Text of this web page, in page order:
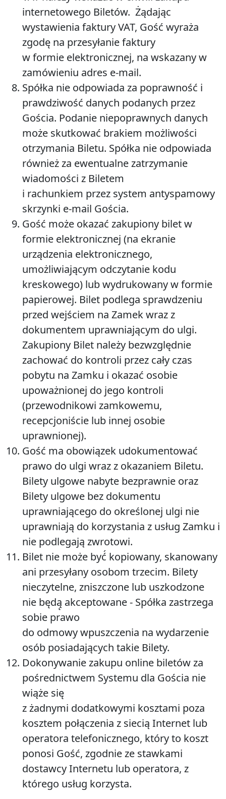
internetowego Biletów. Żądając
wystawienia faktury VAT, Gość wyraża
zgodę na przesyłanie faktury
w formie elektronicznej, na wskazany w
zamówieniu adres e-mail.
Spółka nie odpowiada za poprawność i
prawdziwość danych podanych przez
Gościa. Podanie niepoprawnych danych
może skutkować brakiem możliwości
otrzymania Biletu. Spółka nie odpowiada
również za ewentualne zatrzymanie
wiadomości z Biletem
i rachunkiem przez system antyspamowy
skrzynki e-mail Gościa.
Gość może okazać zakupiony bilet w
formie elektronicznej (na ekranie
urządzenia elektronicznego,
umożliwiającym odczytanie kodu
kreskowego) lub wydrukowany w formie
papierowej. Bilet podlega sprawdzeniu
przed wejściem na Zamek wraz z
dokumentem uprawniającym do ulgi.
Zakupiony Bilet należy bezwzględnie
zachować do kontroli przez cały czas
pobytu na Zamku i okazać osobie
upoważnionej do jego kontroli
(przewodnikowi zamkowemu,
recepcjoniście lub innej osobie
uprawnionej).
Gość ma obowiązek udokumentować
prawo do ulgi wraz z okazaniem Biletu.
Bilety ulgowe nabyte bezprawnie oraz
Bilety ulgowe bez dokumentu
uprawniającego do określonej ulgi nie
uprawniają do korzystania z usług Zamku i
nie podlegają zwrotowi.
Bilet nie może być́ kopiowany, skanowany
ani przesyłany osobom trzecim. Bilety
nieczytelne, zniszczone lub uszkodzone
nie będą̨ akceptowane - Spółka zastrzega
sobie prawo
do odmowy wpuszczenia na wydarzenie
osób posiadających takie Bilety.
Dokonywanie zakupu online biletów za
pośrednictwem Systemu dla Gościa nie
wiąże się
z żadnymi dodatkowymi kosztami poza
kosztem połączenia z siecią Internet lub
operatora telefonicznego, który to koszt
ponosi Gość, zgodnie ze stawkami
dostawcy Internetu lub operatora, z
którego usług korzysta.